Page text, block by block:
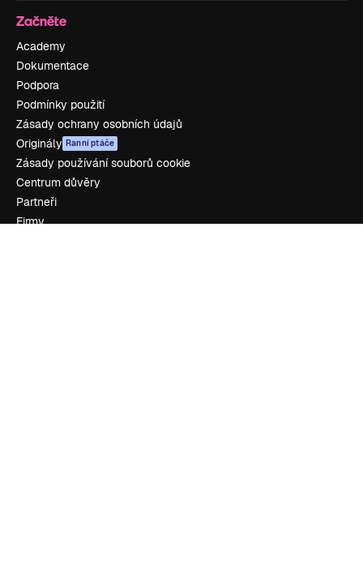
Začněte
Academy
Dokumentace
Podpora
Podmínky použití
Zásady ochrany osobních údajů
Originály Ranní ptáče
Zásady používání souborů cookie
Centrum důvěry
Partneři
Firmy